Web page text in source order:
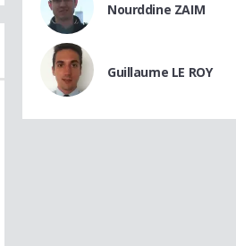
Nourddine ZAIM
Guillaume LE ROY